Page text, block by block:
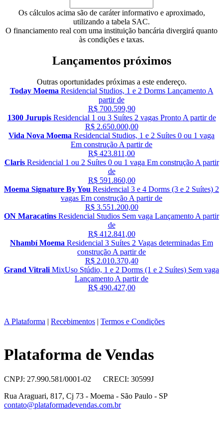
Os cálculos acima são de caráter informativo e aproximado,
utilizando a tabela SAC.
O financiamento real com uma instituição bancária divergirá quanto
às condições e taxas.
Lançamentos próximos
Outras oportunidades próximas a este endereço.
Today Moema Residencial Studios, 1 e 2 Dorms Lançamento A
partir de
R$ 700.599,90
1300 Jurupis Residencial 1 ou 3 Suítes 2 vagas Pronto A partir de
R$ 2.650.000,00
Vida Nova Moema Residencial Studios, 1 e 2 Suítes 0 ou 1 vaga
Em construção A partir de
R$ 423.811,00
Claris Residencial 1 ou 2 Suítes 0 ou 1 vaga Em construção A partir
de
R$ 591.860,00
Moema Signature By You Residencial 3 e 4 Dorms (3 e 2 Suítes) 2
vagas Em construção A partir de
R$ 3.551.200,00
ON Maracatins Residencial Studios Sem vaga Lançamento A partir
de
R$ 412.841,00
Nhambí Moema Residencial 3 Suítes 2 Vagas determinadas Em
construção A partir de
R$ 2.010.370,40
Grand Vitrali MixUso Stúdio, 1 e 2 Dorms (1 e 2 Suítes) Sem vaga
Lançamento A partir de
R$ 490.427,00
A Plataforma | Recebimentos | Termos e Condições
Plataforma de Vendas
CNPJ: 27.990.581/0001-02 CRECI: 30599J
Rua Araguari, 817, Cj 73 - Moema - São Paulo - SP
contato@plataformadevendas.com.br